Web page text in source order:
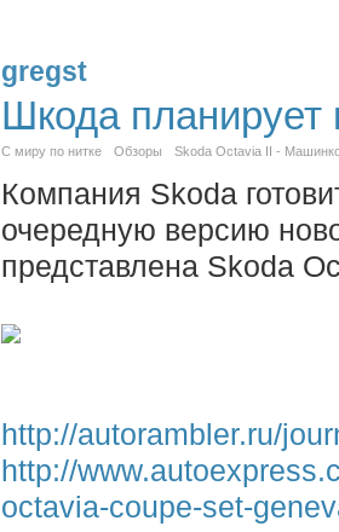
gregst
Шкода
С миру по нитке Обзоры Skoda Octavia II -
Компания Skoda
очередную версию
представлена Skoda
http://autorambler.ru/
http://
octavia-coupe-set-